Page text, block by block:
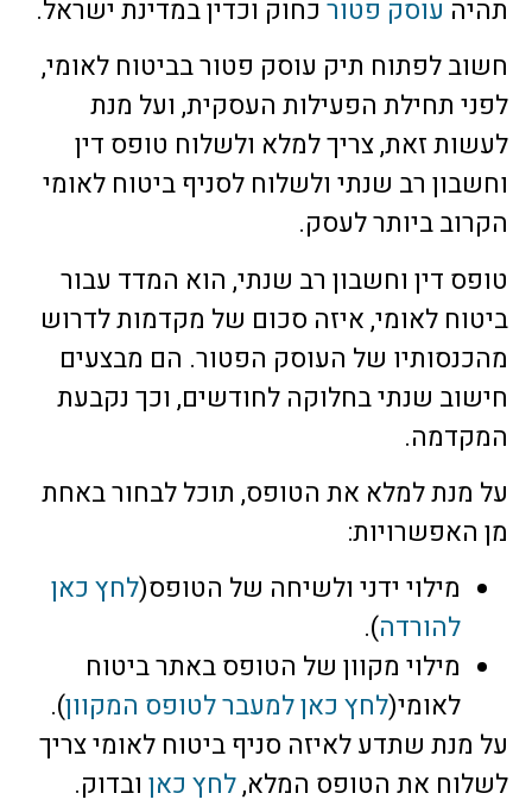
תהיה עוסק פטור כחוק וכדין במדינת ישראל.
חשוב לפתוח תיק עוסק פטור בביטוח לאומי,
לפני תחילת הפעילות העסקית, ועל מנת
לעשות זאת, צריך למלא ולשלוח טופס דין
וחשבון רב שנתי ולשלוח לסניף ביטוח לאומי
הקרוב ביותר לעסק.
טופס דין וחשבון רב שנתי, הוא המדד עבור
ביטוח לאומי, איזה סכום של מקדמות לדרוש
מהכנסותיו של העוסק הפטור. הם מבצעים
חישוב שנתי בחלוקה לחודשים, וכך נקבעת
המקדמה.
על מנת למלא את הטופס, תוכל לבחור באחת
מן האפשרויות:
מילוי ידני ולשיחה של הטופס(לחץ כאן
להורדה).
מילוי מקוון של הטופס באתר ביטוח
לאומי(לחץ כאן למעבר לטופס המקוון).
על מנת שתדע לאיזה סניף ביטוח לאומי צריך
לשלוח את הטופס המלא,לחץ כאן ובדוק.